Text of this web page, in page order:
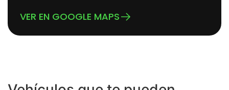
VER EN GOOGLE MAPS